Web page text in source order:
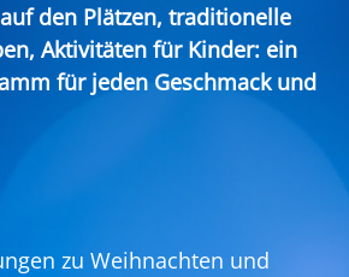
den Plätzen, traditionelle
Aktivitäten für Kinder: ein
für jeden Geschmack und
zu Weihnachten und